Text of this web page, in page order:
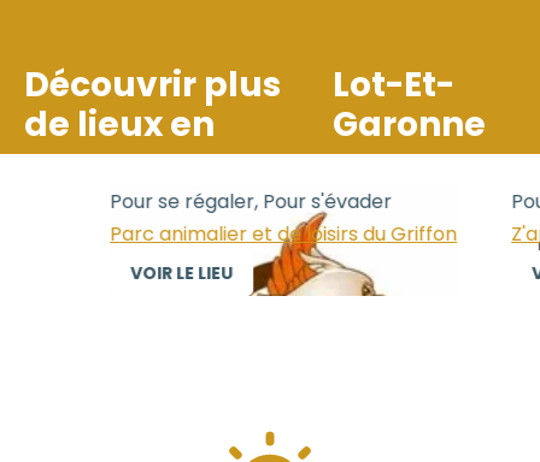
Découvrir plus
de lieux en
Lot-Et-
Garonne
Pour se régaler, Pour s'évader
Parc animalier et de loisirs du Griffon
VOIR LE LIEU